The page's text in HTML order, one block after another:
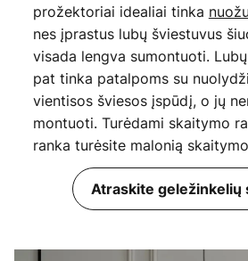
prožektoriai idealiai tinka
nes įprastus lubų šviestuvus
visada lengva sumontuoti.
pat tinka patalpoms su
vientisos šviesos įspūdį, o jų
montuoti. Turėdami skaitymo
ranka turėsite malonią
Atraskite geležinkelių